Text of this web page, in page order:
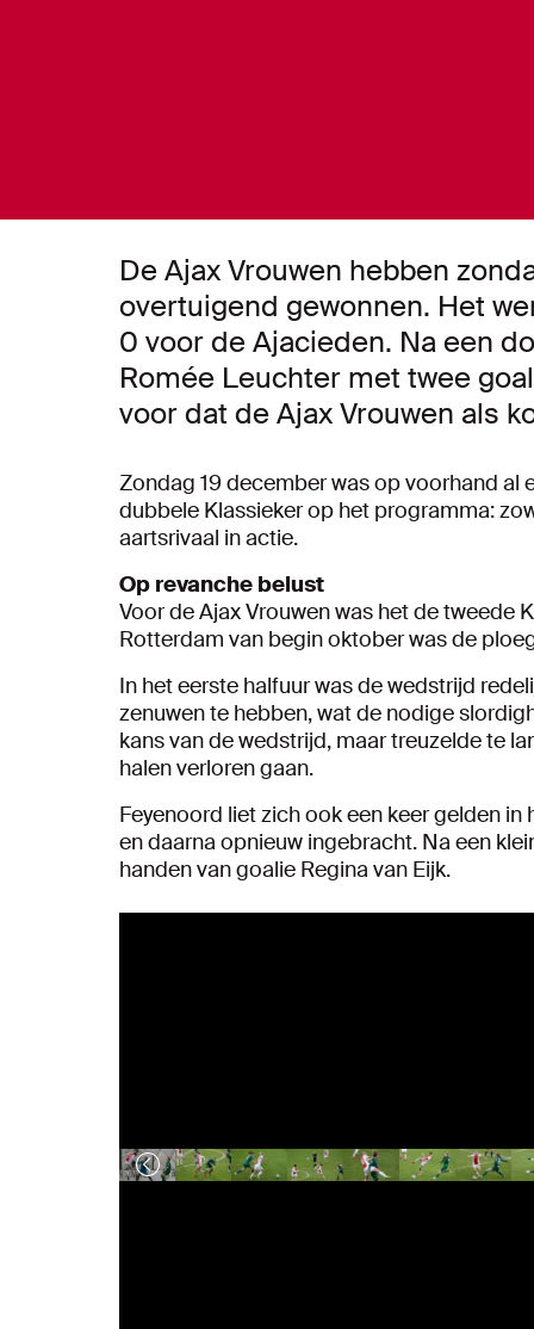
De Ajax Vrouwen hebben
overtuigend gewonnen. Het
0 voor de Ajacieden. Na een
Romée Leuchter met twee
voor dat de Ajax Vrouwen als
Zondag 19 december was op voorhand al
dubbele Klassieker op het programma:
aartsrivaal in actie.
Op revanche belust
Voor de Ajax Vrouwen was het de tweede
Rotterdam van begin oktober was de
In het eerste halfuur was de wedstrijd
zenuwen te hebben, wat de nodige
kans van de wedstrijd, maar treuzelde te
halen verloren gaan.
Feyenoord liet zich ook een keer gelden
en daarna opnieuw ingebracht. Na een
handen van goalie Regina van Eijk.